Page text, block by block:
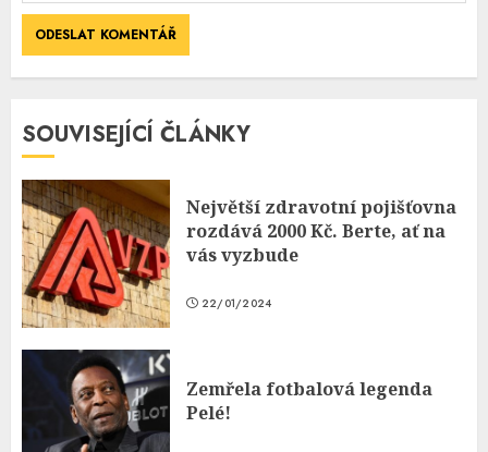
SOUVISEJÍCÍ ČLÁNKY
Největší zdravotní pojišťovna
rozdává 2000 Kč. Berte, ať na
vás vyzbude
22/01/2024
Zemřela fotbalová legenda
Pelé!